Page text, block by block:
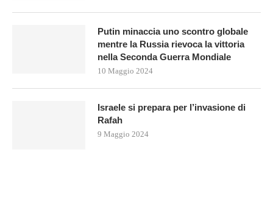
Putin minaccia uno scontro globale
mentre la Russia rievoca la vittoria
nella Seconda Guerra Mondiale
10 Maggio 2024
Israele si prepara per l’invasione di
Rafah
9 Maggio 2024